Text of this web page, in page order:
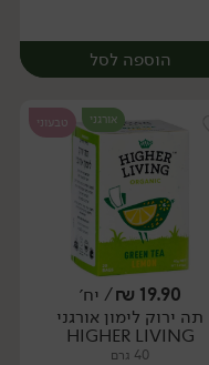
הוספה לסל
יח׳
אורגני טבעוני
19.90
₪/ יח׳
תה ירוק לימון אורגני
HIGHER LIVING
40 גרם